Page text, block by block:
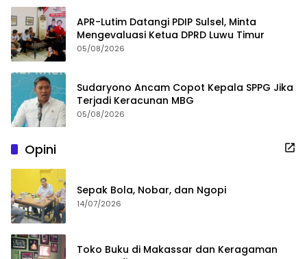
APR-Lutim Datangi PDIP Sulsel, Minta
Mengevaluasi Ketua DPRD Luwu Timur
05/08/2026
Sudaryono Ancam Copot Kepala SPPG Jika
Terjadi Keracunan MBG
05/08/2026
Opini
Sepak Bola, Nobar, dan Ngopi
14/07/2026
Toko Buku di Makassar dan Keragaman